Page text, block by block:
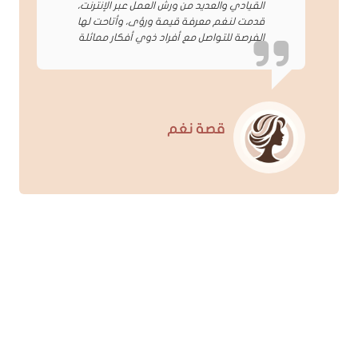
القيادي والعديد من ورش العمل عبر الإنترنت،
قدمت لنغم معرفة قيمة ورؤى، وأتاحت لها
الفرصة للتواصل مع أفراد ذوي أفكار مماثلة
قصة نغم